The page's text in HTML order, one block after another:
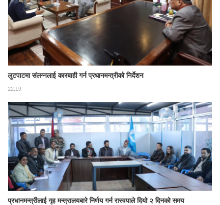
लुटपाटमा संलग्नलाई कारबाही गर्न प्रधानमन्त्रीको निर्देशन
22:19
प्रधानमन्त्रीलाई गृह मन्त्रालयबारे निर्णय गर्न रास्वपाले दियो २ दिनको समय